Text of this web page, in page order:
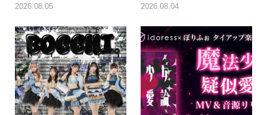
2026.08.05 2026.08.04